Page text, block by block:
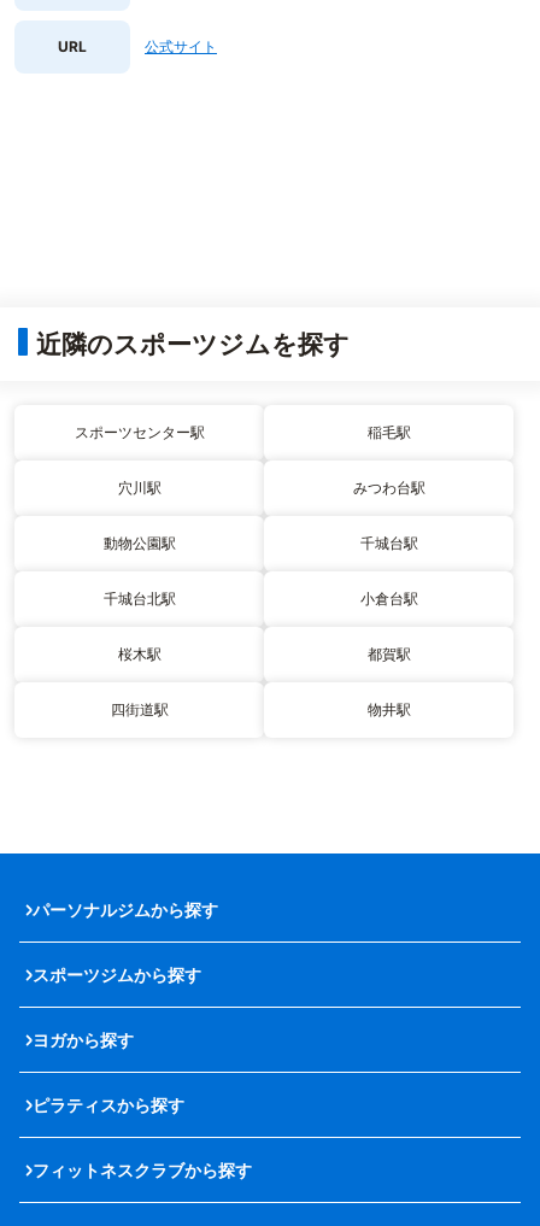
URL 公式サイト
近隣のスポーツジムを探す
スポーツセンター駅 稲毛駅
穴川駅 みつわ台駅
動物公園駅 千城台駅
千城台北駅 小倉台駅
桜木駅 都賀駅
四街道駅 物井駅
パーソナルジムから探す
スポーツジムから探す
ヨガから探す
ピラティスから探す
フィットネスクラブから探す